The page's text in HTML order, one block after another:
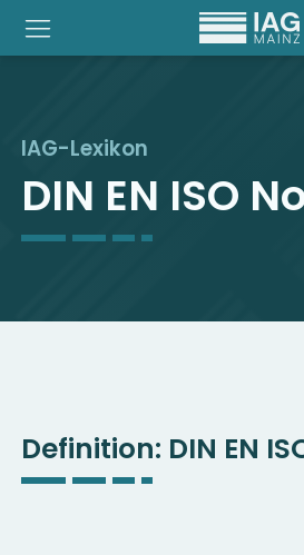
IAG-Lexikon
DIN EN ISO
Definition: DIN EN